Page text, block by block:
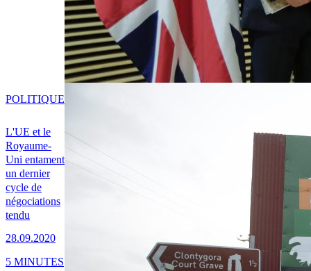
L'UE et le
Royaume-
Uni entament
un dernier
cycle de
négociations
tendu
28.09.2020
POLITIQUE
5 MINUTES